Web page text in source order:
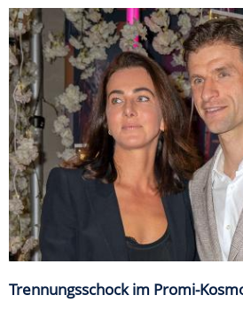
Trennungsschock im Promi-